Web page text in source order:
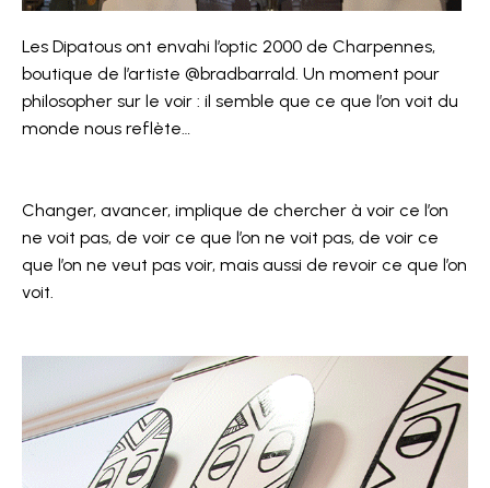
Les Dipatous ont envahi l’optic 2000 de Charpennes,
boutique de l’artiste @bradbarrald. Un moment pour
philosopher sur le voir : il semble que ce que l’on voit du
monde nous reflète…
Changer, avancer, implique de chercher à voir ce l’on
ne voit pas, de voir ce que l’on ne voit pas, de voir ce
que l’on ne veut pas voir, mais aussi de revoir ce que l’on
voit.